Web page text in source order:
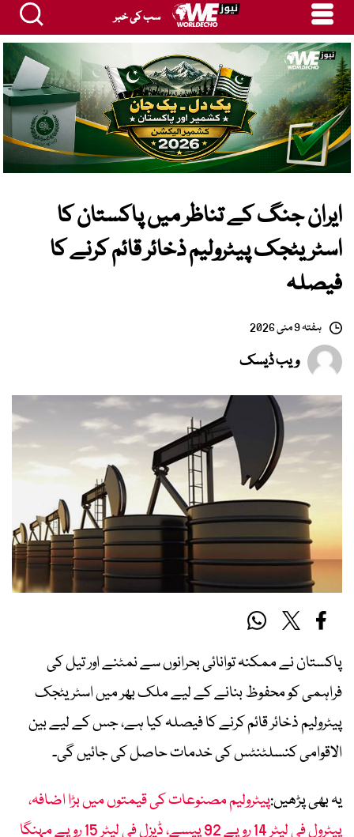
سب کی خبر
ایران جنگ کے تناظر میں پاکستان کا
اسٹریٹجک پیٹرولیم ذخائر قائم کرنے کا
فیصلہ
ہفتہ 9 مئی 2026
ویب ڈیسک
پاکستان نے ممکنہ توانائی بحرانوں سے نمٹنے اور تیل کی
فراہمی کو محفوظ بنانے کے لیے ملک بھر میں اسٹریٹجک
پیٹرولیم ذخائر قائم کرنے کا فیصلہ کیا ہے، جس کے لیے بین
الاقوامی کنسلٹنٹس کی خدمات حاصل کی جائیں گی۔
یہ بھی پڑھیں:پیٹرولیم مصنوعات کی قیمتوں میں بڑا اضافہ،
پیٹرول فی لیٹر 14 روپے 92 پیسے، ڈیزل فی لیٹر 15 روپے مہنگا